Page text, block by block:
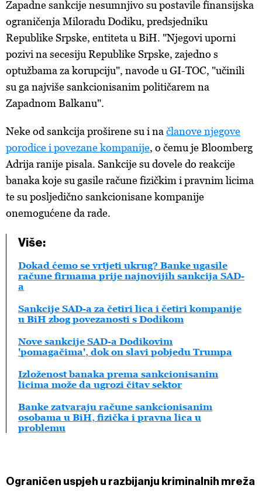
Zapadne sankcije nesumnjivo su postavile finansijska
ograničenja Miloradu Dodiku, predsjedniku
Republike Srpske, entiteta u BiH. "Njegovi uporni
pozivi na secesiju Republike Srpske, zajedno s
optužbama za korupciju", navode u GI-TOC, "učinili
su ga najviše sankcionisanim političarem na
Zapadnom Balkanu".
Neke od sankcija proširene su i na članove njegove
porodice i povezane kompanije, o čemu je Bloomberg
Adrija ranije pisala. Sankcije su dovele do reakcije
banaka koje su gasile račune fizičkim i pravnim licima
te su posljedično sankcionisane kompanije
onemogućene da rade.
Više:
Dokad ćemo se vrtjeti ukrug? Banke ugasile
račune firmama prije najnovijih sankcija SAD-
a
Sankcije SAD-a za četiri lica i četiri kompanije
u BiH zbog povezanosti s Dodikom
Nove sankcije SAD-a Dodikovim
'pomagačima', dok on slavi pobjedu Trumpa
Izloženost banaka prema sankcionisanim
licima može da ugrozi čitav sektor
Banke zatvaraju račune sankcionisanim
osobama u BiH, fizička i pravna lica u
problemu
Ograničen uspjeh u razbijanju kriminalnih mreža